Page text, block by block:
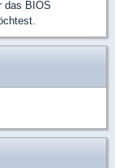
das BIOS